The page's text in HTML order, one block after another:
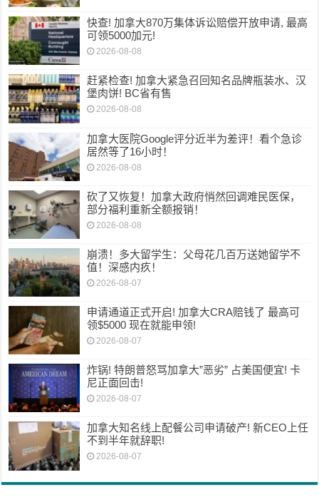
快查! 加拿大870万集体诉讼赔偿开放申请, 最高
可领5000加元!
2026-08-08
赶紧检查! 加拿大紧急召回知名品牌瓶装水、汉
堡肉饼! BC省有售
2026-08-08
加拿大医院Google评分近半为差评！看个急诊
居然等了16小时！
2026-08-08
砍了又恢复！加拿大政府悄然回调难民医保，
部分福利重新全额报销！
2026-08-08
崩溃！多大留学生：父母花几百万送她留学不
值！深感内疚！
2026-08-07
申请通道正式开启! 加拿大CRA赔钱了 最高可
领$5000 现在就能申领!
2026-08-07
炸锅! 特朗普怒骂加拿大”恶劣” 占美国便宜! 卡
尼正面回击!
2026-08-07
加拿大知名线上配餐公司申请破产! 新CEO上任
不到半年就辞职!
2026-08-07